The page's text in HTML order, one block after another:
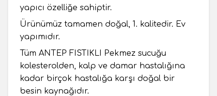
yapıcı özelliğe sahiptir.
Ürünümüz tamamen doğal, 1. kalitedir. Ev
yapımıdır.
Tüm ANTEP FISTIKLI Pekmez sucuğu
kolesterolden, kalp ve damar hastalığına
kadar birçok hastalığa karşı doğal bir
besin kaynağıdır.